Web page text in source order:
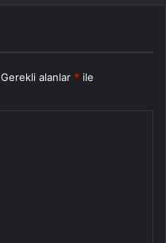
Gerekli alanlar * ile